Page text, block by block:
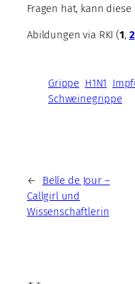
Fragen hat, kann
Abildungen via RKI (1, 2
Grippe H1N1
Schweinegrippe
←
Belle de Jour –
Callgirl und
Wissenschaftlerin